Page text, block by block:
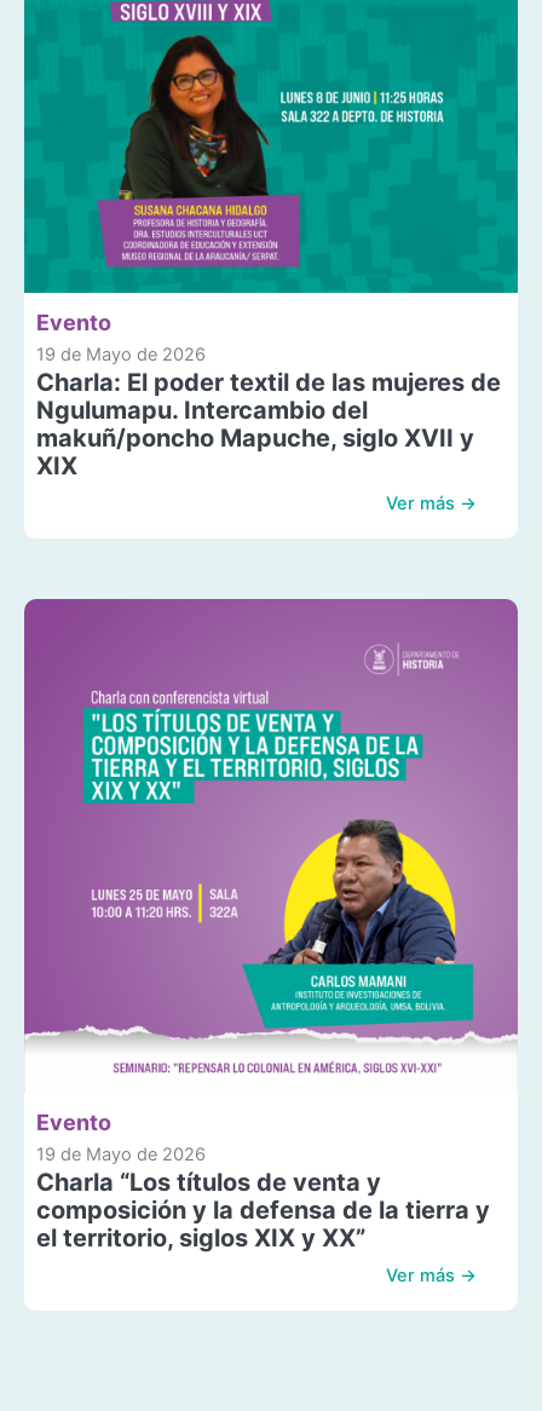
Evento
19 de Mayo de 2026
Charla: El poder textil de las mujeres de
Ngulumapu. Intercambio del
makuñ/poncho Mapuche, siglo XVII y
XIX
Ver más →
Evento
19 de Mayo de 2026
Charla “Los títulos de venta y
composición y la defensa de la tierra y
el territorio, siglos XIX y XX”
Ver más →